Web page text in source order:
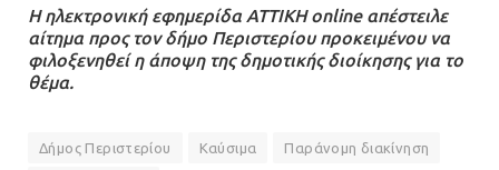
Η ηλεκτρονική εφημερίδα ΑΤΤΙΚΗ online απέστειλε
αίτημα προς τον δήμο Περιστερίου προκειμένου να
φιλοξενηθεί η άποψη της δημοτικής διοίκησης για το
θέμα.
Δήμος Περιστερίου Καύσιμα Παράνομη διακίνηση